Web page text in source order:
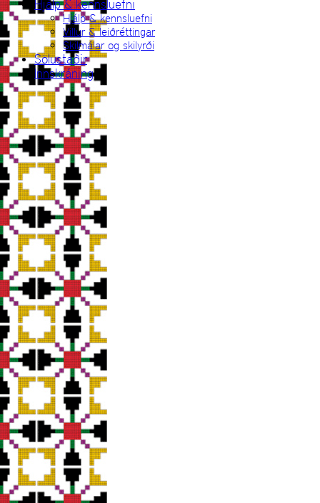
Hjálp & kennsluefni
Hjálp & kennsluefni
Villur & leiðréttingar
Skilmálar og skilyrði
Sölustaðir
Innskráning